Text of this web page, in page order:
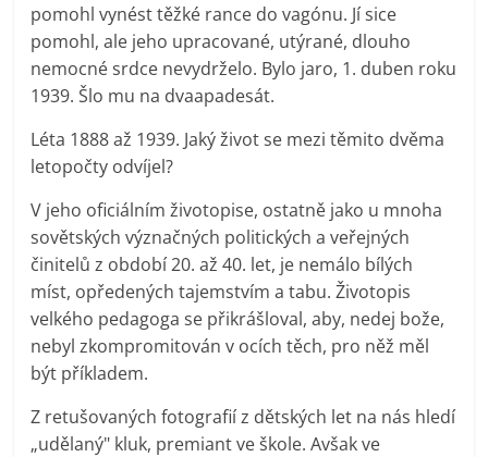
pomohl vynést těžké rance do vagónu. Jí sice
pomohl, ale jeho upracované, utýrané, dlouho
nemocné srdce nevydrželo. Bylo jaro, 1. duben roku
1939. Šlo mu na dvaapadesát.
Léta 1888 až 1939. Jaký život se mezi těmito dvěma
letopočty odvíjel?
V jeho oficiálním životopise, ostatně jako u mnoha
sovětských význačných politických a veřejných
činitelů z období 20. až 40. let, je nemálo bílých
míst, opředených tajemstvím a tabu. Životopis
velkého pedagoga se přikrášloval, aby, nedej bože,
nebyl zkompromitován v ocích těch, pro něž měl
být příkladem.
Z retušovaných fotografií z dětských let na nás hledí
„udělaný" kluk, premiant ve škole. Avšak ve